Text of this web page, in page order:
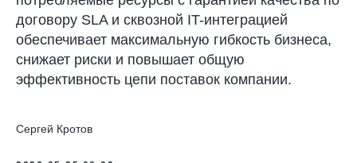
договору SLA и сквозной IT-интеграцией
обеспечивает максимальную гибкость бизнеса,
снижает риски и повышает общую
эффективность цепи поставок компании.
Сергей Кротов